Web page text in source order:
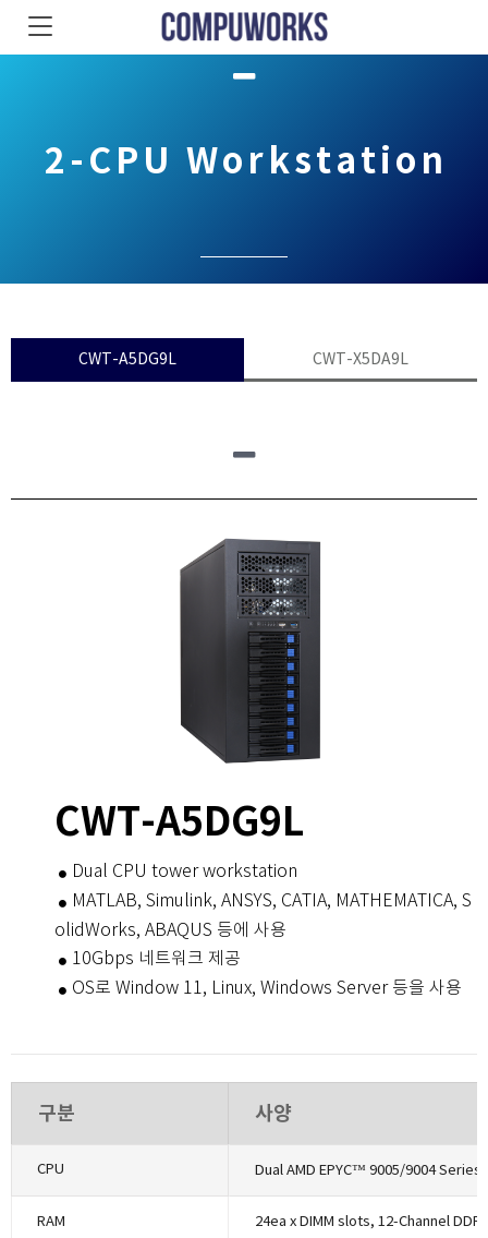
2-CPU Workstation
CWT-A5DG9L CWT-X5DA9L
CWT-A5DG9L
Dual CPU tower workstation
MATLAB, Simulink, ANSYS, CATIA, MATHEMATICA, S
olidWorks, ABAQUS 등에 사용
10Gbps 네트워크 제공
OS로 Window 11, Linux, Windows Server 등을 사용
구분 사양
CPU
RAM 24ea x DIMM slots, 12-Channel